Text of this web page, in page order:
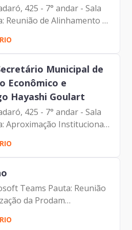
425 - 7° andar - Sala
Reunião de Alinhamento
Forbes – Presidente |
- Assessor da
Municipal de
Econômico e
Hayashi Goulart
425 - 7° andar - Sala
Aproximação Institucional
Participantes: -
| Prodam-SP -
Teams Pauta: Reunião
da Prodam
Forbes – Presidente |
- Assessor da